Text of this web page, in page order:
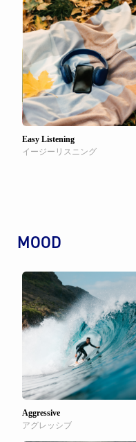
Easy Listening
イージーリスニング
MOOD
Aggressive
アグレッシブ